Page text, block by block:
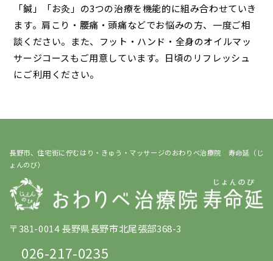
「鍼」「お灸」の3つの治療を機能的に組み合わせていき
ます。肩こり・腰痛・頭痛などでお悩みの方、一度ご相
談ください。また、フット・ハンド・全身のオイルマッ
サージコースもご用意しています。日頃のリフレッシュ
にご利用ください。
長野市、住宅街に佇むはり・きゅう・マッサージのおわりべ治療院 寿命延（じ
ょんのび）
〒381-0014 長野県長野市北尾張部368-3
026-217-0235